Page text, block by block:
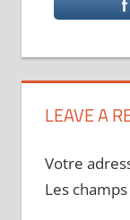
LEAVE A
Votre
Les